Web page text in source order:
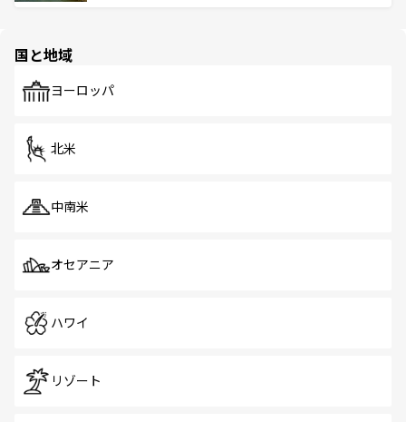
で、ホーカーズは地元の風情を楽しめる外せないスポット
国と地域
ヨーロッパ
北米
中南米
オセアニア
ハワイ
リゾート